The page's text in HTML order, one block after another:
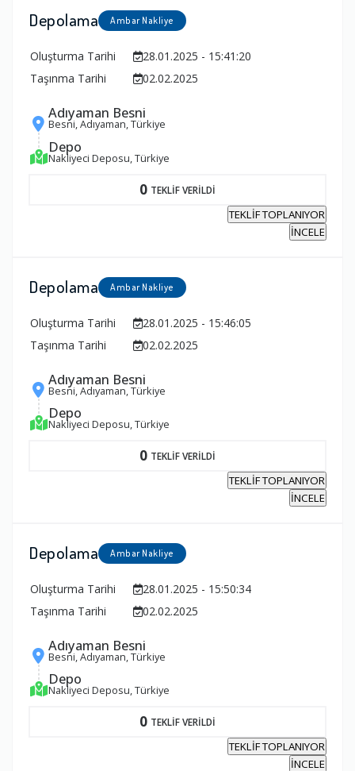
Depolama Ambar Nakliye
Oluşturma Tarihi
28.01.2025 - 15:41:20
Taşınma Tarihi
02.02.2025
Adıyaman Besni
Besni, Adıyaman, Türkiye
Depo
Nakliyeci Deposu, Türkiye
0 TEKLİF VERİLDİ
TEKLİF TOPLANIYOR
İNCELE
Depolama Ambar Nakliye
Oluşturma Tarihi
28.01.2025 - 15:46:05
Taşınma Tarihi
02.02.2025
Adıyaman Besni
Besni, Adıyaman, Türkiye
Depo
Nakliyeci Deposu, Türkiye
0 TEKLİF VERİLDİ
TEKLİF TOPLANIYOR
İNCELE
Depolama Ambar Nakliye
Oluşturma Tarihi
28.01.2025 - 15:50:34
Taşınma Tarihi
02.02.2025
Adıyaman Besni
Besni, Adıyaman, Türkiye
Depo
Nakliyeci Deposu, Türkiye
0 TEKLİF VERİLDİ
TEKLİF TOPLANIYOR
İNCELE